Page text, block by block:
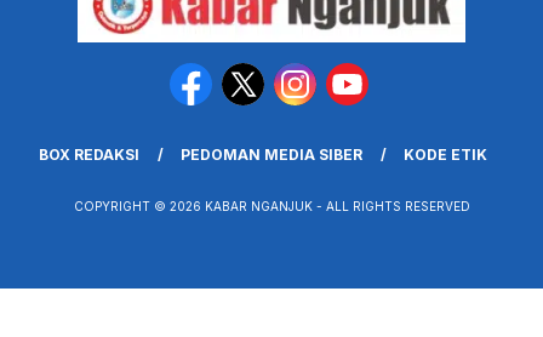
BOX REDAKSI PEDOMAN MEDIA SIBER KODE ETIK
COPYRIGHT © 2026 KABAR NGANJUK - ALL RIGHTS RESERVED